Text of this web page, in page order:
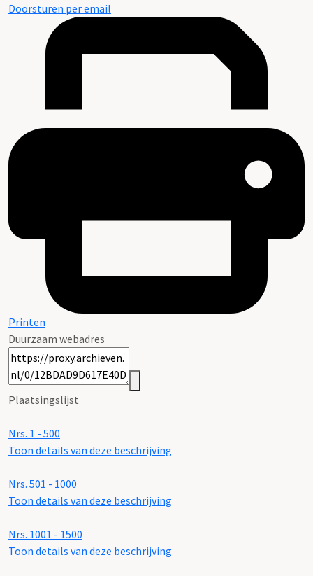
Doorsturen per email
Printen
Duurzaam webadres
Plaatsingslijst
Nrs. 1 - 500
Toon details van deze beschrijving
Nrs. 501 - 1000
Toon details van deze beschrijving
Nrs. 1001 - 1500
Toon details van deze beschrijving